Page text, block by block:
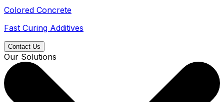
Colored Concrete
Fast Curing Additives
Contact Us
Our Solutions